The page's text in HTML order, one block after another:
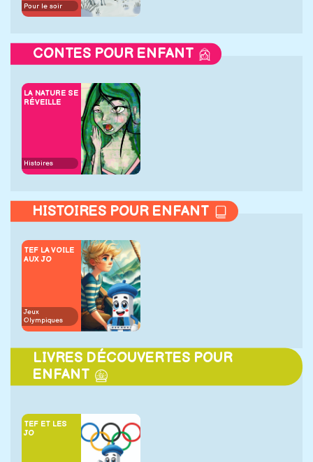
Pour le soir
CONTES POUR ENFANT
LA NATURE SE
RÉVEILLE
Histoires
HISTOIRES POUR ENFANT
TEF LA VOILE
AUX JO
Jeux
Olympiques
LIVRES DÉCOUVERTES POUR
ENFANT
TEF ET LES
JO